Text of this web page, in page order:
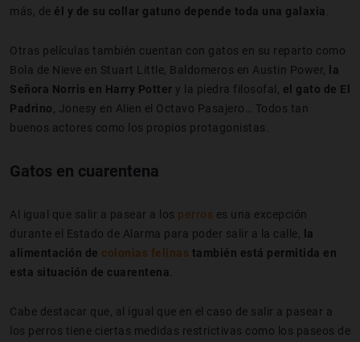
más, de él y de su collar gatuno depende toda una galaxia
Otras películas también cuentan con gatos en su reparto como
Bola de Nieve en Stuart Little, Baldomeros en Austin Power, la
Señora Norris en Harry Potter y la piedra filosofal, el gato de El
Padrino , Jonesy en Alien el Octavo Pasajero… Todos tan
buenos actores como los propios protagonistas.
Gatos en cuarentena
Al igual que salir a pasear a los perros es una excepción
durante el Estado de Alarma para poder salir a la calle, la
alimentación de colonias felinas también está permitida en
esta situación de cuarentena
Cabe destacar que, al igual que en el caso de salir a pasear a
los perros tiene ciertas medidas restrictivas como los paseos de